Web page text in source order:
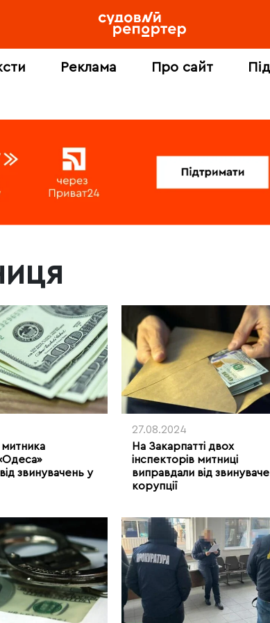
Реклама Про сайт
звинувачень у
27.08.2024
На Закарпатті двох
інспекторів митниці
виправдали від
корупції